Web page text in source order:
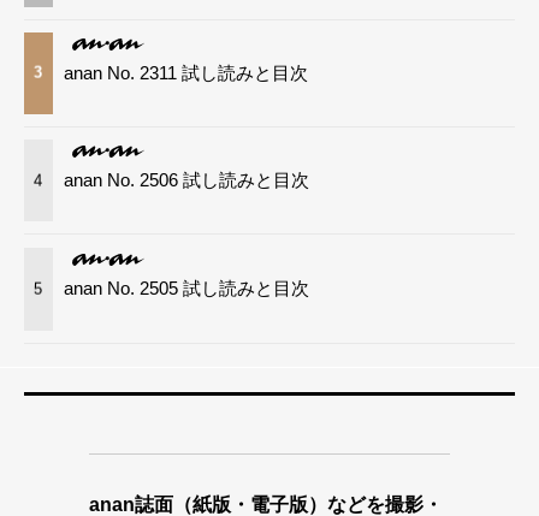
3 anan No. 2311 試し読みと目次
4 anan No. 2506 試し読みと目次
5 anan No. 2505 試し読みと目次
anan誌面（紙版・電子版）などを撮影・